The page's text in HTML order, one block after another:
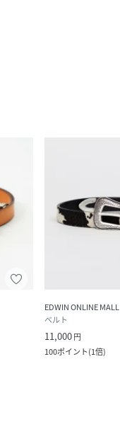
EDWIN ONLINE MALL
ベルト
11,000円
100ポイント(1倍)